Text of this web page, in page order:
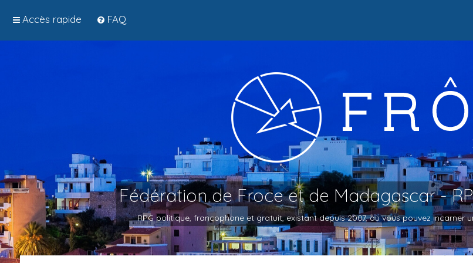
Accès rapide FAQ
Fédération de Froce et de Madagascar -
RPG politique, francophone et gratuit, existant depuis 2007, où vous pouvez incarner